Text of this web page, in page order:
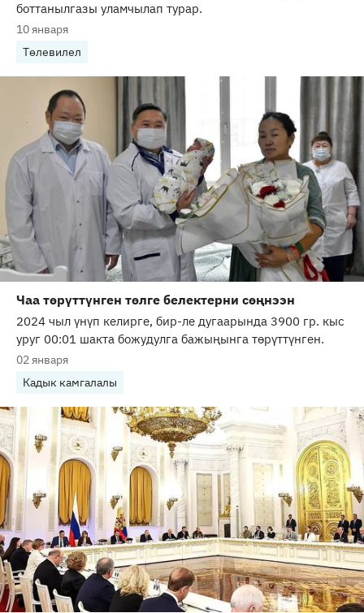
боттанылгазы уламчылап турар.
10 января
Төлевилел
Чаа төрүттүнген төлге белектерни сөңнээн
2024 чыл үнүп келирге, бир-ле дугаарында 3900 гр. кыс
уруг 00:01 шакта божудулга бажыңынга төрүттүнген.
02 января
Кадык камгалалы